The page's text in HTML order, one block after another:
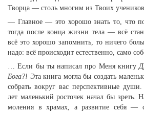
Творца — столь многим из Твоих
— Главное — это хорошо знать то, что
тогда после конца жизни тела — всё
всё это хорошо запомнить, то ничего
надо: всё происходит естественно, само
… Если бы ты написал про Меня книгу
Бога?! Эта книга могла бы создать
собрать вокруг вас перспективные
лет маленький росточек начал бы зреть.
моления в храмах, а развитие себя —